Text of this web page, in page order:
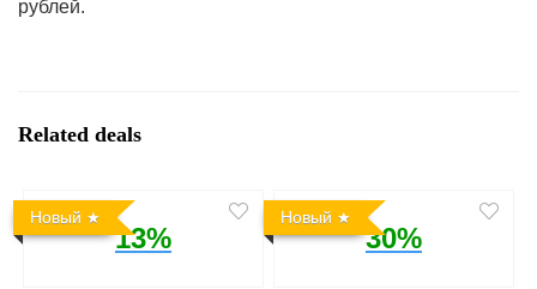
рублей.
Related deals
Новый
13%
Новый
30%